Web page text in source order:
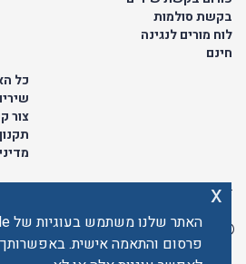
בקשת סולמות
לוח מורים לנגינה
חינם
כל
צור
© כל הזכויות שמורות לתו ישראלי |
וורדפרספרסום והתאמה אישית.
x